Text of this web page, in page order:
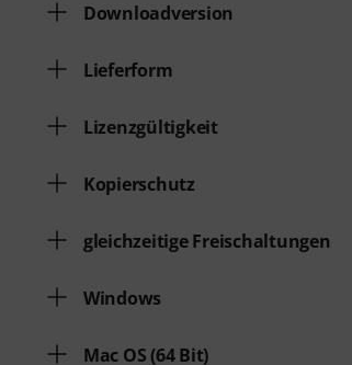
Downloadversion
Lieferform
Lizenzgültigkeit
Kopierschutz
gleichzeitige Freischaltungen
Windows
Mac OS (64 Bit)